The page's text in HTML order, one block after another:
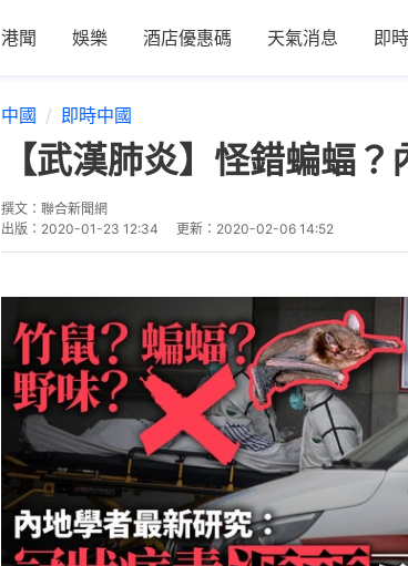
港聞 娛樂 酒店優惠碼 天氣消息 即時
中國 即時中國
【武漢肺炎】怪錯蝙蝠
撰文： 聯合新聞網
出版： 2020-01-23 12:34 更新： 2020-02-06 14:52